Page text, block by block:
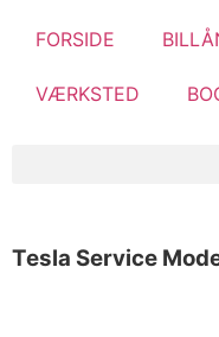
FORSIDE
VÆRKSTED
Tesla Service